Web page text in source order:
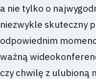
a nie tylko o
niezwykle skuteczny
odpowiednim
ważną
czy chwilę z ulubioną